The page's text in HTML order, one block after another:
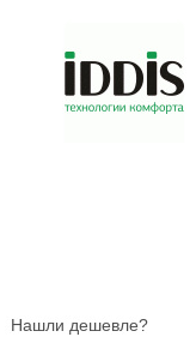
Нашли дешевле?